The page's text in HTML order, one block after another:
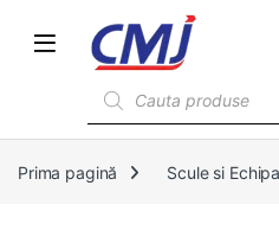
Prima pagină Scule si